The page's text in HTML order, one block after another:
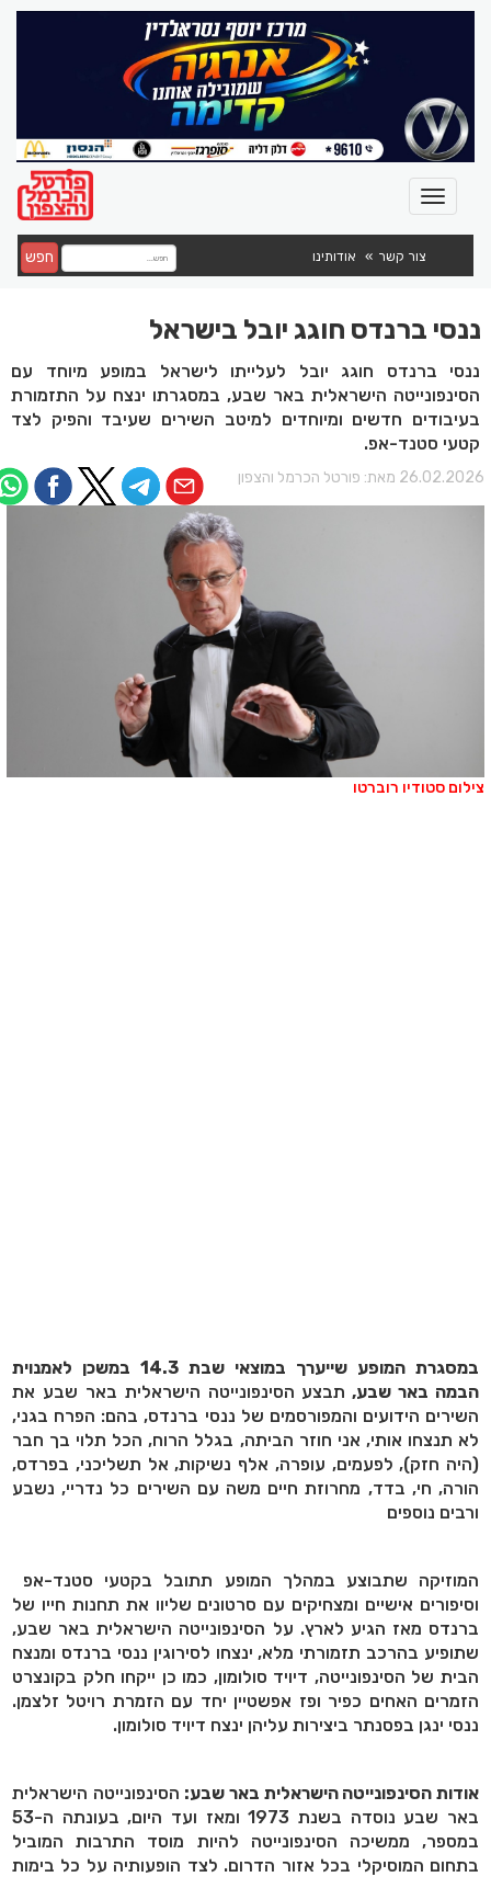
צור קשר אודותינו חפש
ננסי ברנדס חוגג יובל בישראל
ננסי ברנדס חוגג יובל לעלייתו לישראל במופע מיוחד עם
הסינפונייטה הישראלית באר שבע, במסגרתו ינצח על התזמורת
בעיבודים חדשים ומיוחדים למיטב השירים שעיבד והפיק לצד
קטעי סטנד-אפ.
מאת: פורטל הכרמל והצפון
סטודיו רוברטו
במסגרת המופע שייערך במוצאי שבת 14.3 במשכן לאמנוית
הבמה באר שבע,תבצע הסינפונייטה הישראלית באר שבע את
השירים הידועים והמפורסמים של ננסי ברנדס, בהם: הפרח בגני,
לא תנצחו אותי, אני חוזר הביתה, בגלל הרוח, הכל תלוי בך חבר
(היה חזק), לפעמים, עופרה, אלף נשיקות, אל תשליכני, בפרדס,
הורה, חי, בדד, מחרוזת חיים משה עם השירים כל נדריי, נשבע
ורבים נוספים
המוזיקה שתבוצע במהלך המופע תתובל בקטעי סטנד-אפ
וסיפורים אישיים ומצחיקים עם סרטונים שליוו את תחנות חייו של
ברנדס מאז הגיע לארץ. על הסינפונייטה הישראלית באר שבע,
שתופיע בהרכב תזמורתי מלא, ינצחו לסירוגין ננסי ברנדס ומנצח
הבית של הסינפונייטה, דיויד סולומון, כמו כן ייקחו חלק בקונצרט
הזמרים האחים כפיר ופז אפשטיין יחד עם הזמרת רויטל זלצמן.
ננסי ינגן בפסנתר ביצירות עליהן ינצח דיויד סולומון.
אודות הסינפונייטה הישראלית באר שבע:הסינפונייטה הישראלית
באר שבע נוסדה בשנת 1973 ומאז ועד היום, בעונתה ה-53
במספר, ממשיכה הסינפונייטה להיות מוסד התרבות המוביל
בתחום המוסיקלי בכל אזור הדרום.לצד הופעותיה על כל בימות